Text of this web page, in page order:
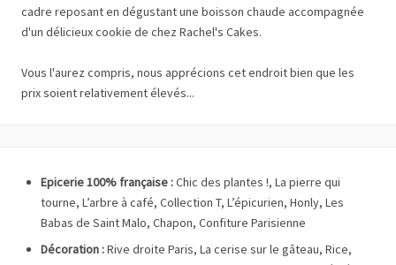
cadre reposant en dégustant une boisson chaude accompagnée
d'un délicieux cookie de chez Rachel's Cakes.
Vous l'aurez compris, nous apprécions cet endroit bien que les
prix soient relativement élevés...
Epicerie 100% française :Chic des plantes !, La pierre qui
tourne, L’arbre à café, Collection T, L’épicurien, Honly, Les
Babas de Saint Malo, Chapon, Confiture Parisienne
Décoration :Rive droite Paris, La cerise sur le gâteau, Rice,